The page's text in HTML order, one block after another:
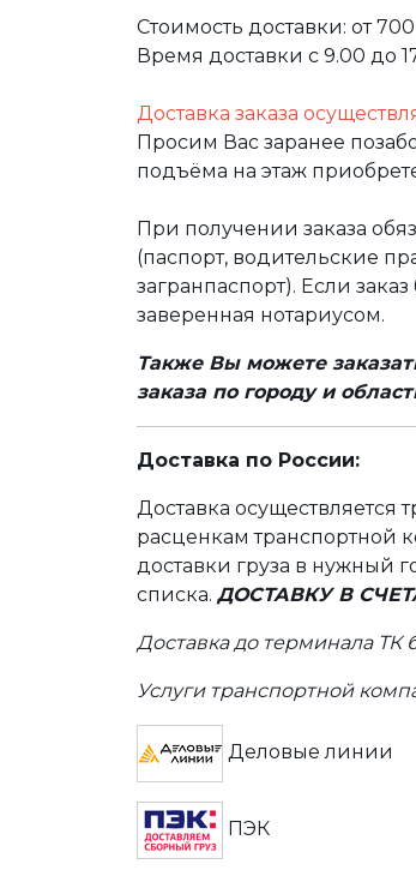
Стоимость доставки: от
Время доставки с 9.00 до
Доставка заказа
Просим Вас заранее
подъёма на этаж
При получении заказа
(паспорт, водительские
загранпаспорт). Если
заверенная нотариусом.
Также Вы можете
заказа по городу и
Доставка по России:
Доставка
расценкам транспортной
доставки груза в нужный
списка. ДОСТАВКУ В
Доставка до терминала ТК
Услуги транспортной
Деловые линии
ПЭК